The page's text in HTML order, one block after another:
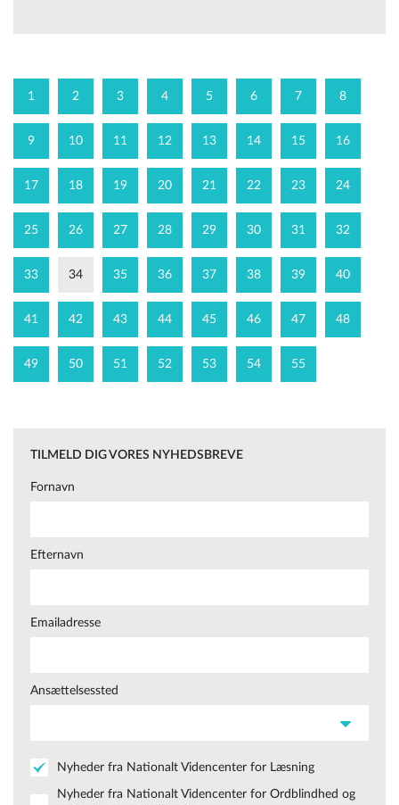
1 2 3 4 5 6 7 8
9 10 11 12 13 14 15 16
17 18 19 20 21 22 23 24
25 26 27 28 29 30 31 32
33 34 35 36 37 38 39 40
41 42 43 44 45 46 47 48
49 50 51 52 53 54 55
TILMELD DIG VORES NYHEDSBREVE
Fornavn
Efternavn
Emailadresse
Ansættelsessted
Nyheder fra Nationalt Videncenter for Læsning
Nyheder fra Nationalt Videncenter for Ordblindhed og